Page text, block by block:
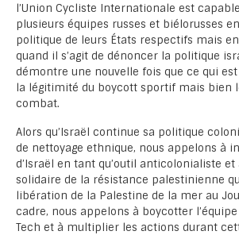
l’Union Cycliste Internationale est
plusieurs équipes russes et biélorusses
politique de leurs États respectifs mais
quand il s’agit de dénoncer la politique
démontre une nouvelle fois que ce qui est
la légitimité du boycott sportif mais bien
combat.
Alors qu’Israël continue sa politique
de nettoyage ethnique, nous appelons à
d’Israël en tant qu’outil anticolonialiste
solidaire de la résistance palestinienne
libération de la Palestine de la mer au
cadre, nous appelons à boycotter
Tech et à multiplier les actions durant